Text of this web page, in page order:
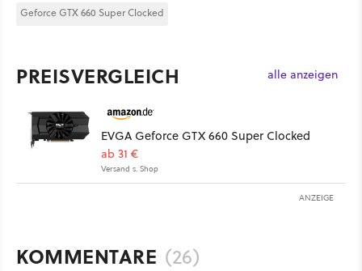
Geforce GTX 660 Super Clocked
PREISVERGLEICH alle anzeigen
EVGA Geforce GTX 660 Super Clocked
ab 31 €
Versand s. Shop
ANZEIGE
KOMMENTARE (26)